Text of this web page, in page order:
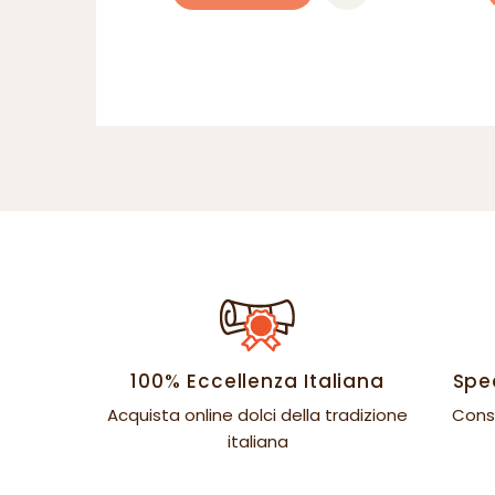
100% Eccellenza Italiana
Acquista online dolci della tradizione
italiana